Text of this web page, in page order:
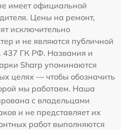
имеет официальной
Цены на ремонт,
исключительно
и не являются публичной
437 ГК РФ. Названия и
Sharp упоминаются
целях — чтобы обозначить
мы работаем. Наша
с владельцами
и не представляет их
работ выполняются